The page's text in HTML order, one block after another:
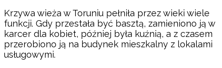
Krzywa wieża w Toruniu pełniła przez wieki wiele
funkcji. Gdy przestała być basztą, zamieniono ją w
karcer dla kobiet, później była kuźnią, a z czasem
przerobiono ją na budynek mieszkalny z lokalami
usługowymi.